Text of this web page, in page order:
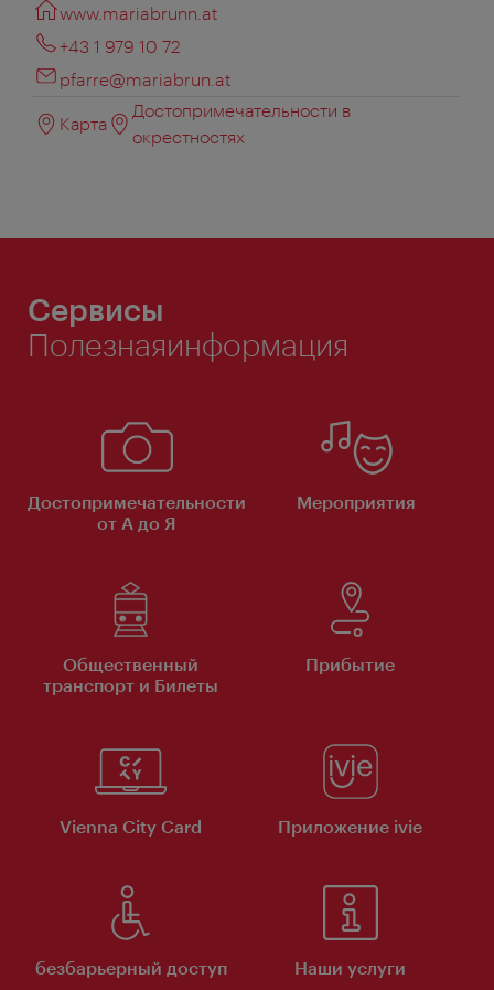
www.mariabrunn.at
+43 1 979 10 72
pfarre@mariabrun.at
Карта
Достопримечательности в
окрестностях
Сервисы
Полезнаяинформация
Достопримечательности
от А до Я
Мероприятия
Общественный
транспорт и Билеты
Прибытие
Vienna City Card Приложение ivie
безбарьерный доступ Наши услуги